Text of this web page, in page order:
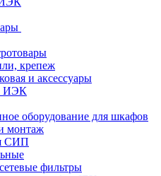
крепеж
и аксессуары
ИЭК
оборудование для шкафов
монтаж
СИП
фильтры